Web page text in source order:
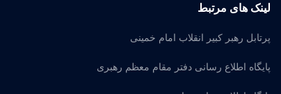
لینک های مرتبط
پرتابل رهبر کبیر انقلاب امام خمینی
پایگاه اطلاع رسانی دفتر مقام معظم رهبری